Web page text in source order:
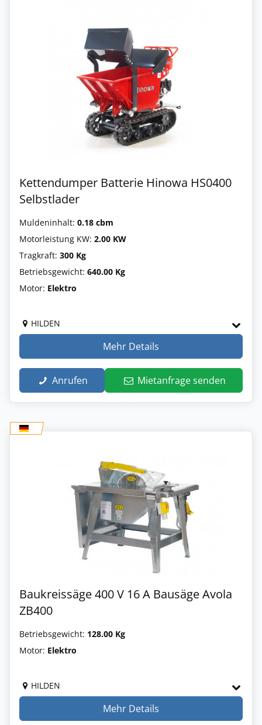
Kettendumper Batterie Hinowa HS0400
Selbstlader
Muldeninhalt: 0.18 cbm
Motorleistung KW: 2.00 KW
Tragkraft: 300 Kg
Betriebsgewicht: 640.00 Kg
Motor: Elektro
HILDEN
Mehr Details
Anrufen Mietanfrage senden
Baukreissäge 400 V 16 A Bausäge Avola
ZB400
Betriebsgewicht: 128.00 Kg
Motor: Elektro
HILDEN
Mehr Details